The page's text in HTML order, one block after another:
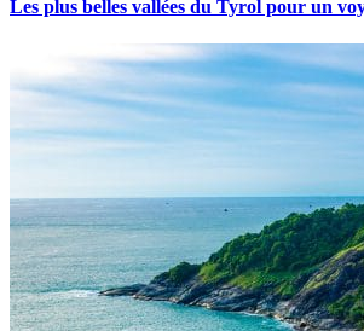
Les plus belles vallées du Tyrol pour un